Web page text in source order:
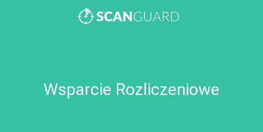
Wsparcie Rozliczeniowe